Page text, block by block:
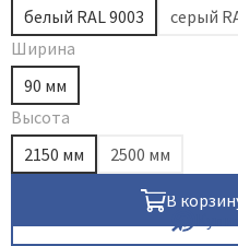
белый RAL 9003
серый
Ширина
90 мм
Высота
2150 мм
2500 мм
В